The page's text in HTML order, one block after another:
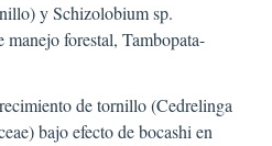
y Schizolobium sp.
manejo forestal, Tambopata-
de tornillo (Cedrelinga
bajo efecto de bocashi en